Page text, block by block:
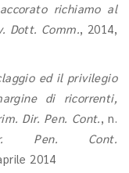
richiamo al
Dott. Comm., 2014,
ed il privilegio
di ricorrenti,
Dir. Pen. Cont., n.
Pen. Cont.
2014